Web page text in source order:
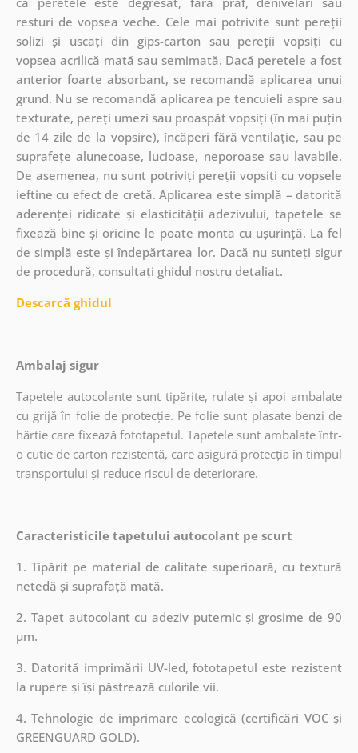
resturi de vopsea veche. Cele mai potrivite sunt pereții
solizi și uscați din gips-carton sau pereții vopsiți cu
vopsea acrilică mată sau semimată. Dacă peretele a fost
anterior foarte absorbant, se recomandă aplicarea unui
grund. Nu se recomandă aplicarea pe tencuieli aspre sau
texturate, pereți umezi sau proaspăt vopsiți (în mai puțin
de 14 zile de la vopsire), încăperi fără ventilație, sau pe
suprafețe alunecoase, lucioase, neporoase sau lavabile.
De asemenea, nu sunt potriviți pereții vopsiți cu vopsele
ieftine cu efect de cretă. Aplicarea este simplă – datorită
aderenței ridicate și elasticității adezivului, tapetele se
fixează bine și oricine le poate monta cu ușurință. La fel
de simplă este și îndepărtarea lor. Dacă nu sunteți sigur
de procedură, consultați ghidul nostru detaliat.
Descarcă ghidul
Ambalaj sigur
Tapetele autocolante sunt tipărite, rulate și apoi ambalate
cu grijă în folie de protecție. Pe folie sunt plasate benzi de
hârtie care fixează fototapetul. Tapetele sunt ambalate într-
o cutie de carton rezistentă, care asigură protecția în timpul
transportului și reduce riscul de deteriorare.
Caracteristicile tapetului autocolant pe scurt
1. Tipărit pe material de calitate superioară, cu textură
netedă și suprafață mată.
2. Tapet autocolant cu adeziv puternic și grosime de 90
µm.
3. Datorită imprimării UV-led, fototapetul este rezistent
la rupere și își păstrează culorile vii.
4. Tehnologie de imprimare ecologică (certificări VOC și
GREENGUARD GOLD).